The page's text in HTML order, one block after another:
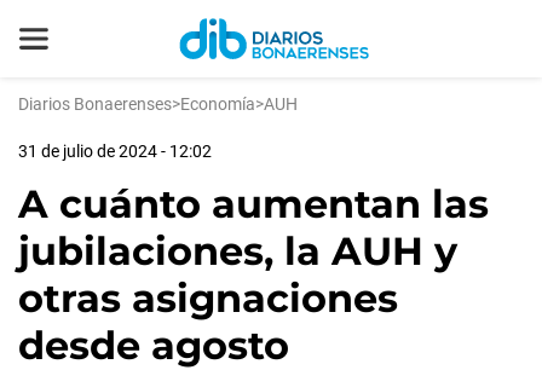
Diarios Bonaerenses>Economía>AUH
31 de julio de 2024 - 12:02
A cuánto aumentan las
jubilaciones, la AUH y
otras asignaciones
desde agosto